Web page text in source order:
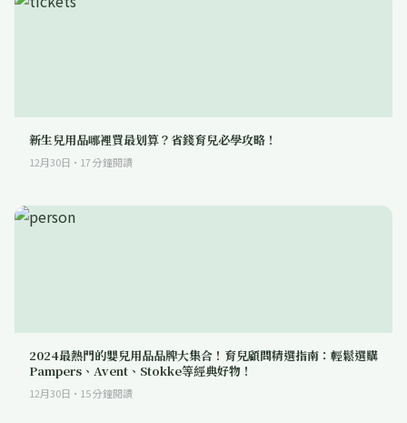
新生兒用品哪裡買最划算？省錢育兒必學攻略！
12月30日 · 17分鐘閱讀
2024最熱門的嬰兒用品品牌大集合！育兒顧問精選指南：輕鬆選購
Pampers、Avent、Stokke等經典好物！
12月30日 · 15分鐘閱讀